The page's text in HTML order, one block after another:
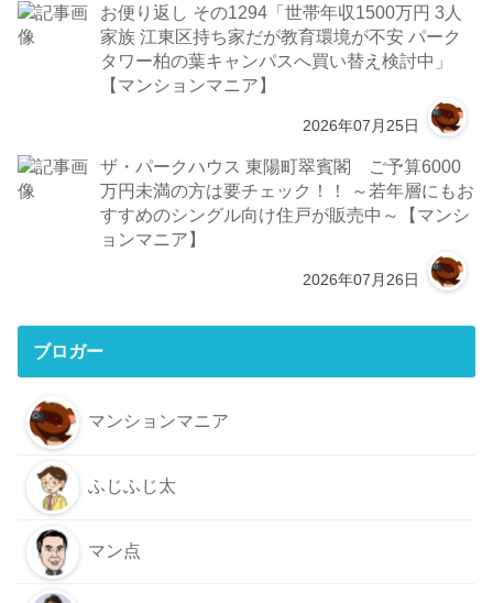
お便り返し その1294「世帯年収1500万円 3人
家族 江東区持ち家だが教育環境が不安 パーク
タワー柏の葉キャンパスへ買い替え検討中」
【マンションマニア】
2026年07月25日
ザ・パークハウス 東陽町翠賓閣 ご予算6000
万円未満の方は要チェック！！ ～若年層にもお
すすめのシングル向け住戸が販売中～【マンシ
ョンマニア】
2026年07月26日
ブロガー
マンションマニア
ふじふじ太
マン点